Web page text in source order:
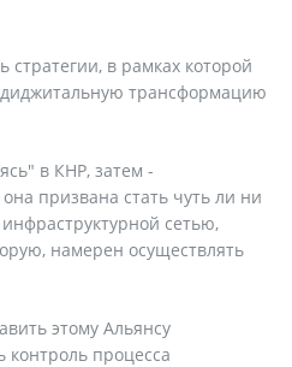
стратегии, в рамках которой
трансформацию
в КНР, затем -
призвана стать чуть ли ни
сетью,
намерен осуществлять
этому Альянсу
контроль процесса